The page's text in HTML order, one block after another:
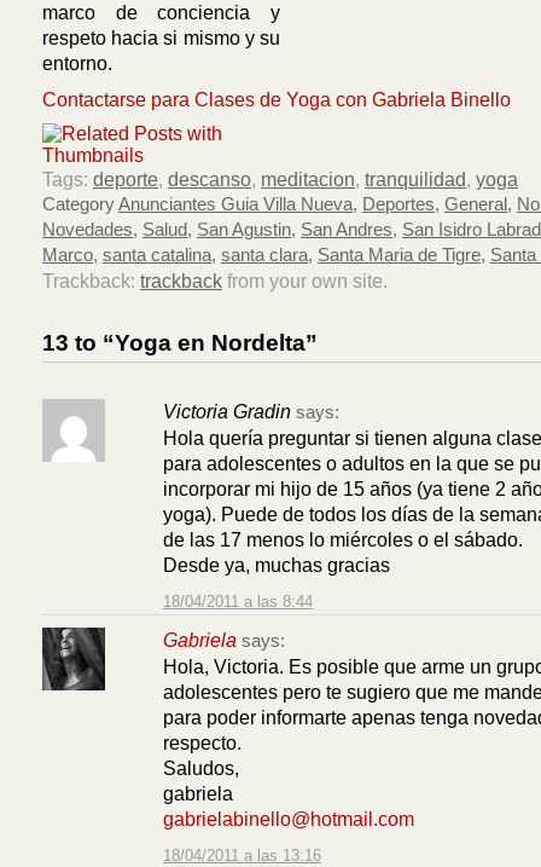
marco de conciencia y
respeto hacia si mismo y su
entorno.
Contactarse para Clases de Yoga con Gabriela Binello
Tags: deporte, descanso, meditacion, tranquilidad, yoga
CategoryAnunciantes Guia Villa Nueva, Deportes, General,
Novedades, Salud, San Agustin, San Andres, San Isidro
Marco, santa catalina, santa clara, Santa Maria de Tigre, Santa
Trackback: trackback from your own site.
13 to “Yoga en Nordelta”
Victoria Gradin says:
18/04/2011 a las 8:44
Hola quería preguntar si tienen alguna
para adolescentes o adultos en la que se
incorporar mi hijo de 15 años (ya tiene 2
yoga). Puede de todos los días de la
de las 17 menos lo miércoles o el sábado.
Desde ya, muchas gracias
Gabriela says:
18/04/2011 a las 13:16
Hola, Victoria. Es posible que arme un
adolescentes pero te sugiero que me
para poder informarte apenas tenga
respecto.
Saludos,
gabriela
gabrielabinello@hotmail.com